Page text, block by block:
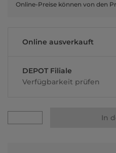
Online ausverkauft
DEPOT Filiale
Verfügbarkeit prüfen
In